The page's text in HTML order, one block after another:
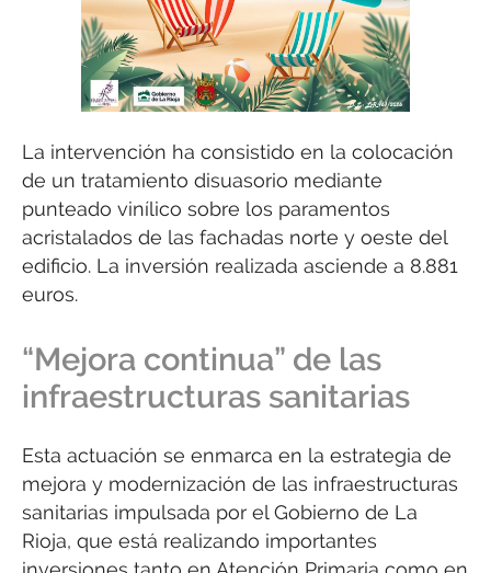
La intervención ha consistido en la colocación
de un tratamiento disuasorio mediante
punteado vinílico sobre los paramentos
acristalados de las fachadas norte y oeste del
edificio. La inversión realizada asciende a 8.881
euros.
“Mejora continua” de las
infraestructuras sanitarias
Esta actuación se enmarca en la estrategia de
mejora y modernización de las infraestructuras
sanitarias impulsada por el Gobierno de La
Rioja, que está realizando importantes